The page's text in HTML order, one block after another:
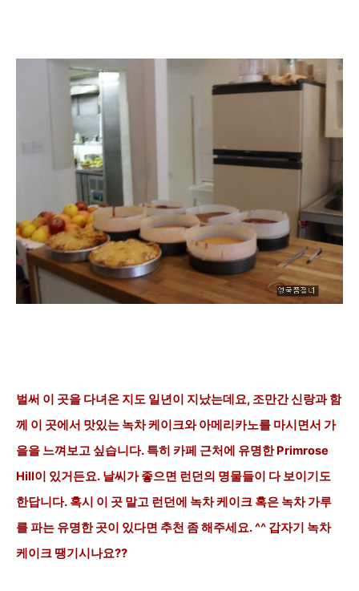
벌써 이 곳을 다녀온 지도 일년이 지났는데요, 조만간신랑과 함
께 이 곳에서 맛있는 녹차 케이크와 아메리카노를 마시면서 가
을을 느껴보고싶습니다. 특히 카페 근처에 유명한Primrose
Hill이 있거든요. 날씨가 좋으면 런던의 명물들이 다보이기도
한답니다. 혹시 이 곳 말고 런던에 녹차 케이크 혹은 녹차 가루
를 파는 유명한 곳이 있다면 추천 좀 해주세요. ^^ 갑자기 녹차
케이크 땡기시나요??